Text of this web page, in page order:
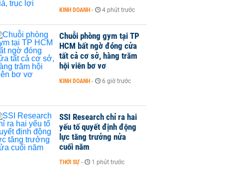
KINH DOANH - 4 phút trước
Chuỗi phòng gym tại TP
HCM bất ngờ đóng cửa
tất cả cơ sở, hàng trăm
hội viên bơ vơ
KINH DOANH - 6 giờ trước
SSI Research chỉ ra hai
yếu tố quyết định động
lực tăng trưởng nửa
cuối năm
THỜI SỰ - 1 phút trước